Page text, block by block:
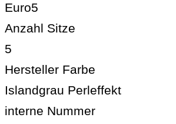
Euro5
Anzahl Sitze
5
Hersteller Farbe
Islandgrau Perleffekt
interne Nummer